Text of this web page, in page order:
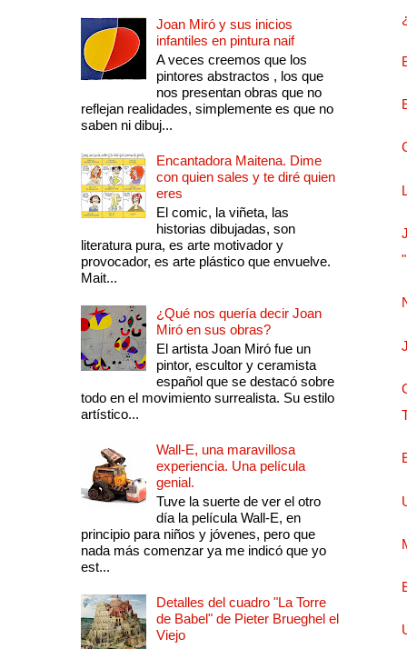
Joan Miró y sus inicios
infantiles en pintura naif
A veces creemos que los
pintores abstractos , los que
nos presentan obras que no
reflejan realidades, simplemente es que no
saben ni dibuj...
Encantadora Maitena. Dime
con quien sales y te diré quien
eres
El comic, la viñeta, las
historias dibujadas, son
literatura pura, es arte motivador y
provocador, es arte plástico que envuelve.
Mait...
¿Qué nos quería decir Joan
Miró en sus obras?
El artista Joan Miró fue un
pintor, escultor y ceramista
español que se destacó sobre
todo en el movimiento surrealista. Su estilo
artístico...
Wall-E, una maravillosa
experiencia. Una película
genial.
Tuve la suerte de ver el otro
día la película Wall-E, en
principio para niños y jóvenes, pero que
nada más comenzar ya me indicó que yo
est...
Detalles del cuadro "La Torre
de Babel" de Pieter Brueghel el
Viejo